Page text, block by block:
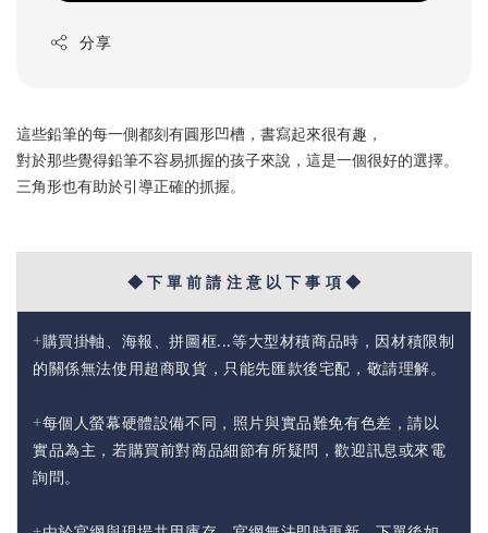
分享
這些鉛筆的每一側都刻有圓形凹槽，書寫起來很有趣，
對於那些覺得鉛筆不容易抓握的孩子來說，這是一個很好的選擇。
三角形也有助於引導正確的抓握。
◆ 下 單 前 請 注 意 以 下 事 項 ◆
+購買掛軸、海報、拼圖框...等大型材積商品時，因材積限制
的關係無法使用超商取貨，只能先匯款後宅配，敬請理解。
+每個人螢幕硬體設備不同，照片與實品難免有色差，請以
實品為主，若購買前對商品細節有所疑問，歡迎訊息或來電
詢問。